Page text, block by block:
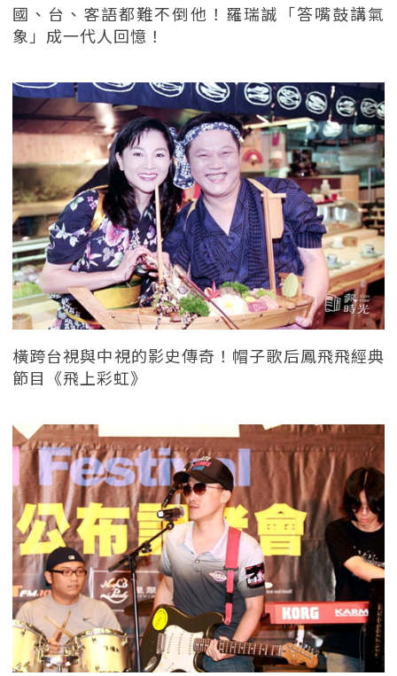
國、台、客語都難不倒他！羅瑞誠「答嘴鼓講氣
象」成一代人回憶！
橫跨台視與中視的影史傳奇！帽子歌后鳳飛飛經典
節目《飛上彩虹》